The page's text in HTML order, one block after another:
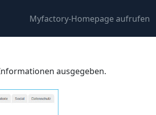
Myfactory-Homepage aufrufen
ausgegeben.